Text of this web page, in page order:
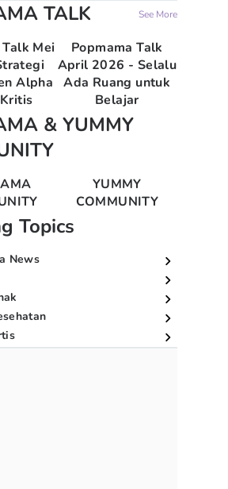
TALK See More
Mei
Alpha
Popmama Talk
April 2026 - Selalu
Ada Ruang untuk
Belajar
& YUMMY
YUMMY
COMMUNITY
Topics
News